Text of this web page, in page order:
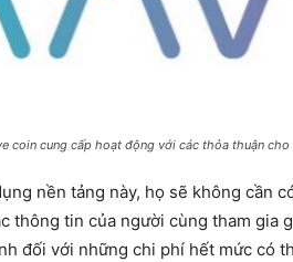
coin cung cấp hoạt động với các thỏa thuận
nền tảng này, họ sẽ không cần
thông tin của người cùng tham gia
đối với những chi phí hết mức có